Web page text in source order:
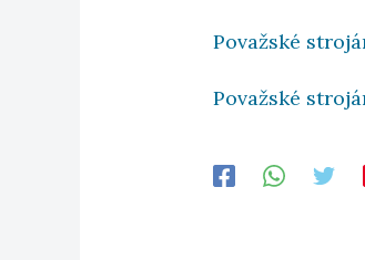
Považské
Považské